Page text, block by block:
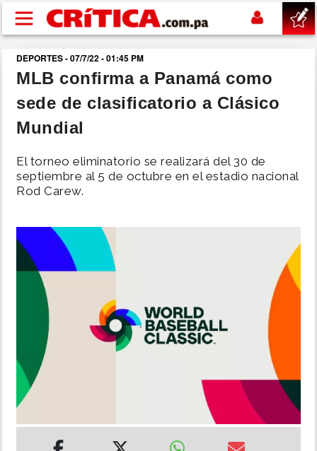
Pasar al contenido principal
buscar
SUCESOS
POLÍTICA
DEPORTES
MUNDO
INSÓLITAS
MULTIMEDIA
IMPRESO
DEPORTES - 07/7/22 - 01:45 PM
MLB confirma a Panamá como
sede de clasificatorio a Clásico
Mundial
El torneo eliminatorio se realizará del 30 de
septiembre al 5 de octubre en el estadio nacional
Rod Carew.